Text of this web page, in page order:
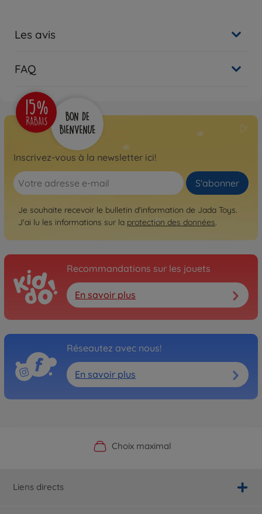
Les avis
FAQ
Inscrivez-vous à la newsletter ici!
S'abonner
Je souhaite recevoir le bulletin d'information de Jada Toys.
J'ai lu les informations sur la protection des données.
Recommandations sur les jouets
En savoir plus
Réseautez avec nous!
En savoir plus
Boutique officielle du fabricant
Choix maximal
Service personnalisé
Livraison rapide
Liens directs